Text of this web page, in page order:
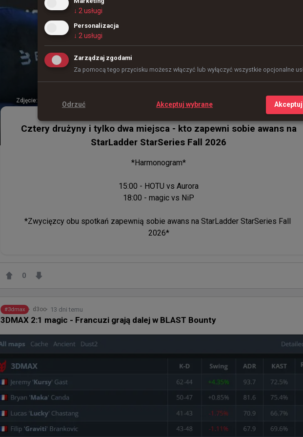
Zdjęcie: StarLadder
Cztery drużyny i tylko dwa miejsca - kto zapewni sobie awans na
StarLadder StarSeries Fall 2026
*Harmonogram*
15:00 - HOTU vs Aurora
18:00 - magic vs NiP
*Zwycięzcy obu spotkań zapewnią sobie awans na StarLadder StarSeries Fall
2026*
0
#3dmax d3oo 13 dni temu
3DMAX 2:1 magic - Francuzi grają dalej w BLAST Bounty
↓ 2usługi
Personalizacja
↓ 2usługi
Zarządzaj zgodami
Za pomocą tego przycisku możesz włączyć lub wyłączyć wszystkie opcjonalne
Odrzuć Akceptuj wybrane